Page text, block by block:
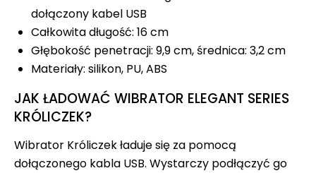
dołączony kabel USB
Całkowita długość: 16 cm
Głębokość penetracji: 9,9 cm, średnica: 3,2 cm
Materiały: silikon, PU, ABS
JAK ŁADOWAĆ WIBRATOR ELEGANT SERIES
KRÓLICZEK?
Wibrator Króliczek ładuje się za pomocą
dołączonego kabla USB. Wystarczy podłączyć go